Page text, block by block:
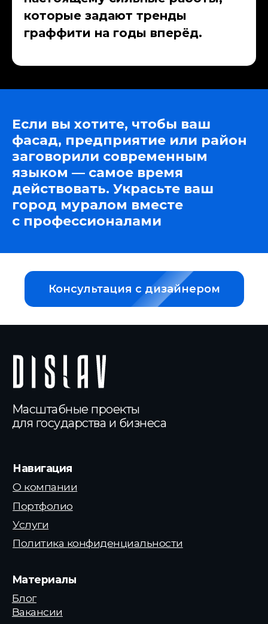
которые задают тренды
граффити на годы вперёд.
Если вы хотите, чтобы ваш
фасад, предприятие или район
заговорили современным
языком — самое время
действовать. Украсьте ваш
город муралом вместе
с профессионалами
Консультация с дизайнером
dislavart@gmail.com
© 2026 Dislav. Все права защищены